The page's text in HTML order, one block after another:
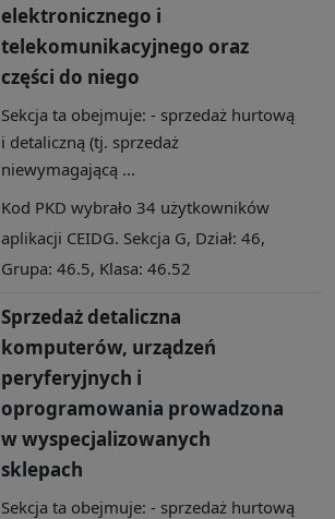
elektronicznego i
telekomunikacyjnego oraz
części do niego
Sekcja ta obejmuje: - sprzedaż hurtową
i detaliczną (tj. sprzedaż
niewymagającą ...
Kod PKD wybrało 34 użytkowników
aplikacji CEIDG. Sekcja G, Dział: 46,
Grupa: 46.5, Klasa: 46.52
Sprzedaż detaliczna
komputerów, urządzeń
peryferyjnych i
oprogramowania prowadzona
w wyspecjalizowanych
sklepach
Sekcja ta obejmuje: - sprzedaż hurtową